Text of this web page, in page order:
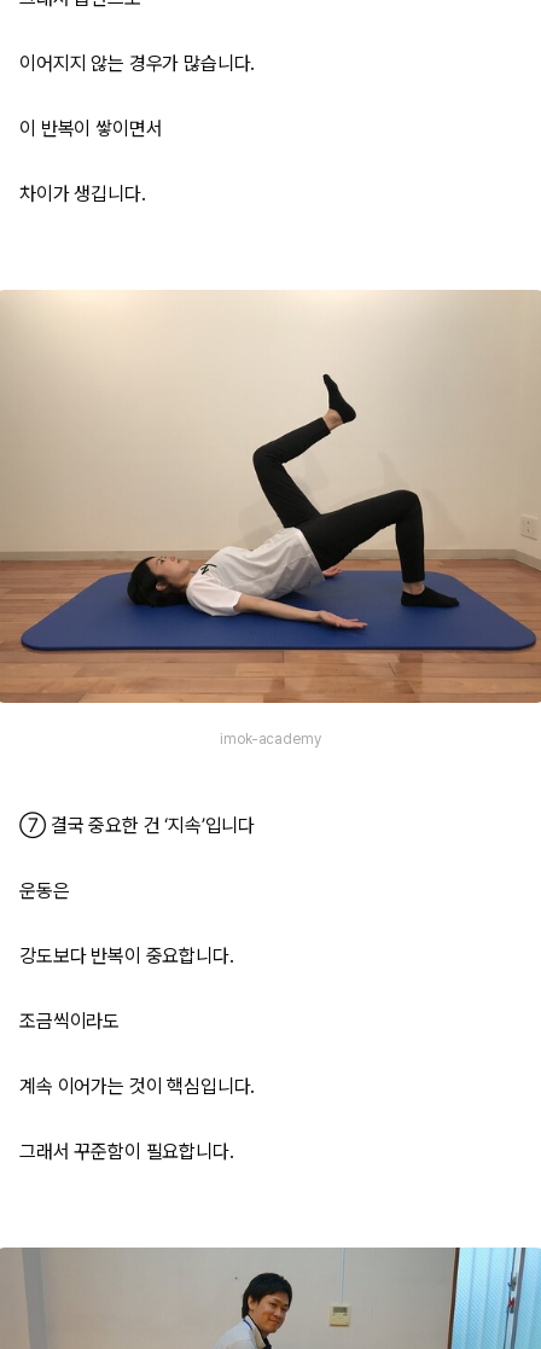
이어지지 않는 경우가 많습니다.
이 반복이 쌓이면서
차이가 생깁니다.
imok-academy
⑦ 결국 중요한 건 ‘지속’입니다
운동은
강도보다 반복이 중요합니다.
조금씩이라도
계속 이어가는 것이 핵심입니다.
그래서 꾸준함이 필요합니다.